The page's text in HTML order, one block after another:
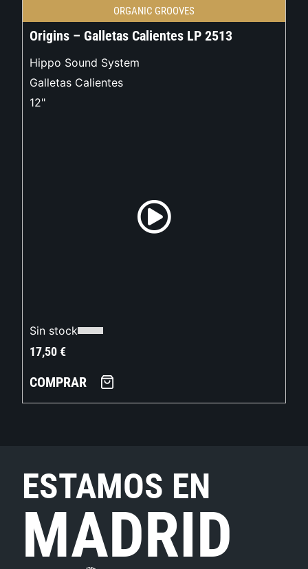
ORGANIC GROOVES
Origins – Galletas Calientes LP 2513
Hippo Sound System
Galletas Calientes
12"
Sin stock
17,50€
COMPRAR
ESTAMOS EN
MADRID